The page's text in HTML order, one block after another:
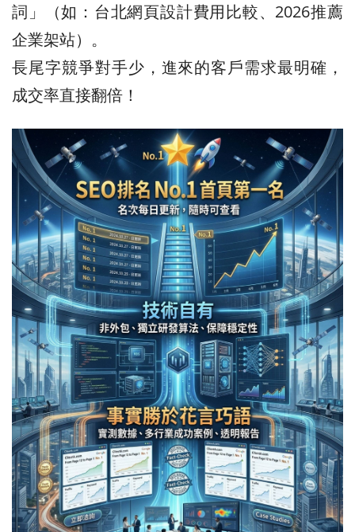
詞」（如：台北網頁設計費用比較、2026推薦
企業架站）。
長尾字競爭對手少，進來的客戶需求最明確，
成交率直接翻倍！